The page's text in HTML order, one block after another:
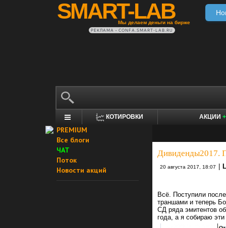
SMART-LAB
Мы делаем деньги на бирже
РЕКЛАМА • CONFA.SMART-LAB.RU
КОТИРОВКИ АКЦИИ
PREMIUM
Все блоги
ЧАТ
Поток
Новости акций
Дивиденды2017.
20 августа 2017, 18:07
Всё. Поступили
траншами и теперь
СД ряда эмитентов
года, а я собираю